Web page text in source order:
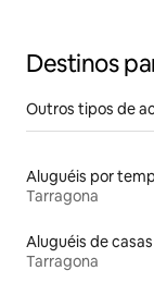
Destinos
Outros tipos de
Tarragona
Aluguéis de casas
Tarragona